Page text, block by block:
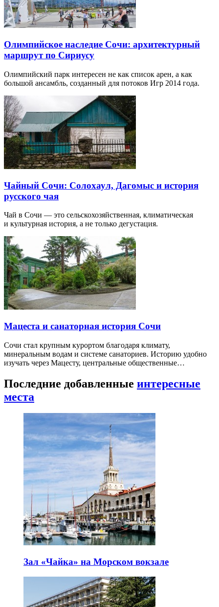
Олимпийское наследие Сочи: архитектурный
маршрут по Сириусу
Олимпийский парк интересен не как список арен, а как
большой ансамбль, созданный для потоков Игр 2014 года.
Чайный Сочи: Солохаул, Дагомыс и история
русского чая
Чай в Сочи — это сельскохозяйственная, климатическая
и культурная история, а не только дегустация.
Мацеста и санаторная история Сочи
Сочи стал крупным курортом благодаря климату,
минеральным водам и системе санаториев. Историю удобно
изучать через Мацесту, центральные общественные…
Последние добавленные интересные
места
Зал «Чайка» на Морском вокзале